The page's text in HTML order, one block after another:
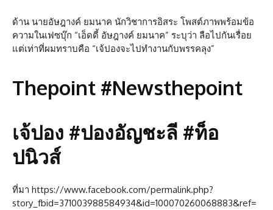
ด้าน นายอัษฎางค์ ยมนาค นักวิชาการอิสระ โพสต์ภาพพร้อมข้อ
ความในเฟซบุ๊ก “เอ็ดดี้ อัษฎางค์ ยมนาค” ระบุว่า ลือไปกันเรื่อย
แต่เท่าที่ผมทราบคือ “เจ้ปองจะไปทำงานกับพรรคลุง”
Thepoint #Newsthepoint
เจ้ปอง #ปองอัญชะลี #ท็อ
ปนิวส์
ที่มา https://www.facebook.com/permalink.php?
story_fbid=371003988584934&id=100070260068883&ref=